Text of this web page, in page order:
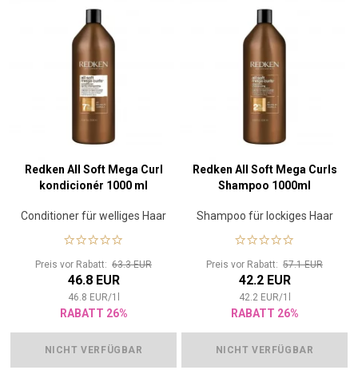
Redken All Soft Mega Curl
kondicionér 1000 ml
Conditioner für welliges Haar
Preis vor Rabatt: 63.3 EUR
46.8 EUR
46.8 EUR/1
RABATT 26%
NICHT VERFÜGBAR
Redken All Soft Mega Curls
Shampoo 1000ml
Shampoo für lockiges Haar
Preis vor Rabatt: 57.1 EUR
42.2 EUR
42.2 EUR/1
RABATT 26%
NICHT VERFÜGBAR